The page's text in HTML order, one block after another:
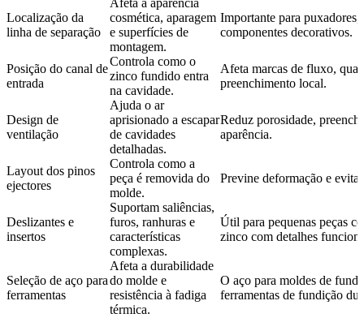
Localização da
linha de separação
Afeta a aparência
cosmética, aparagem
e superfícies de
montagem.
Importante para puxadores,
componentes decorativos.
Posição do canal de
entrada
Controla como o
zinco fundido entra
na cavidade.
Afeta marcas de fluxo,
preenchimento local.
Design de
ventilação
Ajuda o ar
aprisionado a escapar
de cavidades
detalhadas.
Reduz porosidade,
aparência.
Layout dos pinos
ejectores
Controla como a
peça é removida do
molde.
Previne deformação e
Deslizantes e
insertos
Suportam saliências,
furos, ranhuras e
características
complexas.
Útil para pequenas peças
zinco com detalhes
Seleção de aço para
ferramentas
Afeta a durabilidade
do molde e
resistência à fadiga
térmica.
O aço para moldes de
ferramentas de fundição